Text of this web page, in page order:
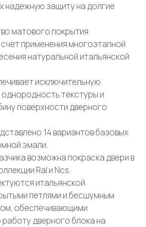
надежную защиту на долгие
матового покрытия
применения многоэтапной
натуральной итальянской
исключительную
текстуры и
поверхности дверного
14 вариантов базовых
эмали.
возможна покраска двери в
Ral и Ncs.
итальянской
петлями и бесшумным
обеспечивающими
дверного блока на